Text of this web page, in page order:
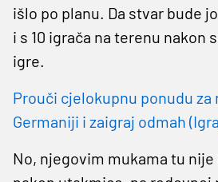
išlo po planu. Da stvar bude
i s 10 igrača na terenu nakon
igre.
Prouči cjelokupnu ponudu za
Germaniji i zaigraj odmah
No, njegovim mukama tu nije